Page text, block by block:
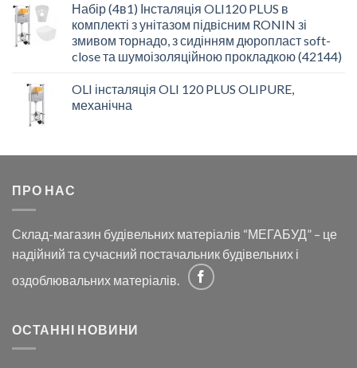
Набір (4в1) Інсталяція OLI120 PLUS в
комплекті з унітазом підвісним RONIN зі
змивом торнадо, з сидінням дюропласт soft-
close та шумоізоляційною прокладкою (42144)
OLI інсталяція OLI 120 PLUS OLIPURE,
механічна
ПРО НАС
Склад-магазин будівельних матеріалів “МЕГАБУД” – це
надійний та сучасний постачальник будівельних і
оздоблювальних матеріалів.
ОСТАННІ НОВИНИ